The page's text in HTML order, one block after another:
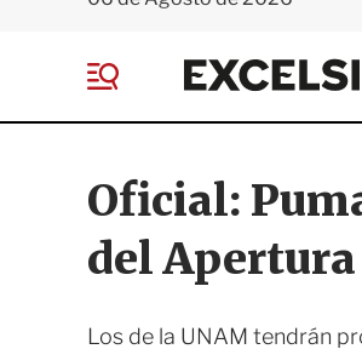
e
Oficial:
del
Los de la UNAM tendrán